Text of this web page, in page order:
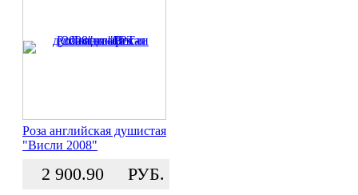
Роза английская душистая
"Висли 2008"
2 900.90 РУБ.